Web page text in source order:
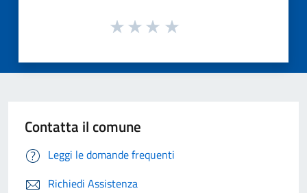
Contatta il comune
Leggi le domande frequenti
Richiedi Assistenza